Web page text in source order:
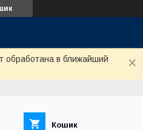
обработана в ближайший
Кошик